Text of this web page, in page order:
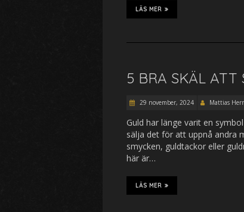
LÄS MER
5 BRA SKÄL ATT
29 november, 2024 Mattias
Guld har länge varit en
sälja det för att uppnå andra
smycken, guldtackor eller
här är…
LÄS MER